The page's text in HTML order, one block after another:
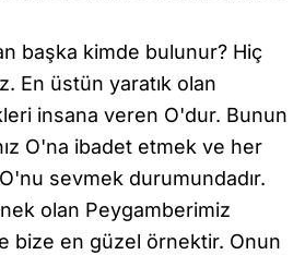
başka kimde bulunur? Hiç
En üstün yaratık olan
insana veren O'dur. Bunun
O'na ibadet etmek ve her
sevmek durumundadır.
olan Peygamberimiz
bize en güzel örnektir. Onun